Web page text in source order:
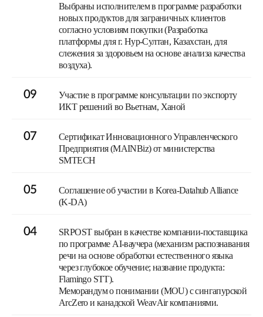
Выбраны исполнителем в программе разработки
новых продуктов для заграничных клиентов
согласно условиям покупки (Разработка
платформы для г. Нур-Султан, Казахстан, для
слежения за здоровьем на основе анализа качества
воздуха).
09
Участие в программе консультации по экспорту
ИКТ решений во Вьетнам, Ханой
07
Сертификат Инновационного Управленческого
Предприятия (MAINBiz) от министерства
SMTECH
05
Соглашение об участии в Korea-Datahub Alliance
(K-DA)
04
SRPOST выбран в качестве компании-поставщика
по программе AI-ваучера (механизм распознавания
речи на основе обработки естественного языка
через глубокое обучение; название продукта:
Flamingo STT).
Меморандум о понимании (MOU) с сингапурской
ArcZero и канадской WeavAir компаниями.